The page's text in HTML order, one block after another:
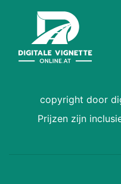
copyright door
Prijzen zijn